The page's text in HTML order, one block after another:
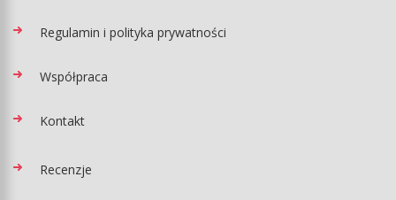
Regulamin i polityka prywatności
Współpraca
Kontakt
Recenzje